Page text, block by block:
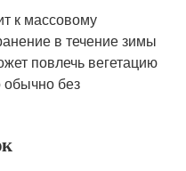
к массовому
в течение зимы
повлечь вегетацию
обычно без